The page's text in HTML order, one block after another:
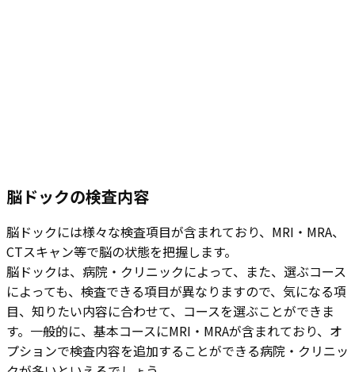
脳ドックの検査内容
脳ドックには様々な検査項目が含まれており、MRI・MRA、
CTスキャン等で脳の状態を把握します。
脳ドックは、病院・クリニックによって、また、選ぶコース
によっても、検査できる項目が異なりますので、気になる項
目、知りたい内容に合わせて、コースを選ぶことができま
す。一般的に、基本コースにMRI・MRAが含まれており、オ
プションで検査内容を追加することができる病院・クリニッ